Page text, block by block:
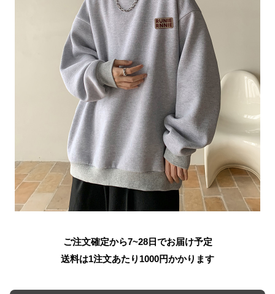
ご注文確定から7~28日でお届け予定
送料は1注文あたり 1000円かかります